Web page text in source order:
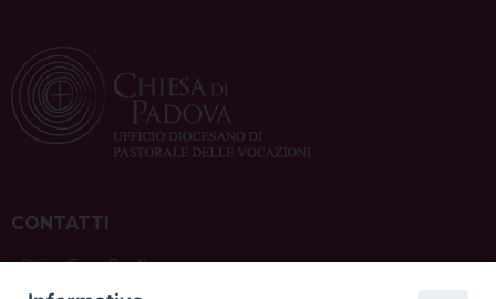
CONTATTI
ufficio: Casa Pio X
via Bonporti, 20 – 35141 Padova